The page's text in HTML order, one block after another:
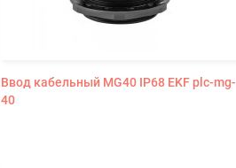
Ввод кабельный MG40 IP68 EKF plc-mg-
40